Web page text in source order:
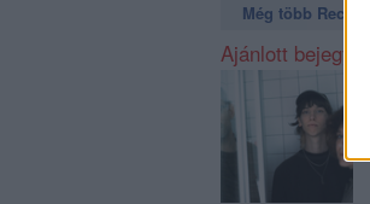
Még több
Ajánlott